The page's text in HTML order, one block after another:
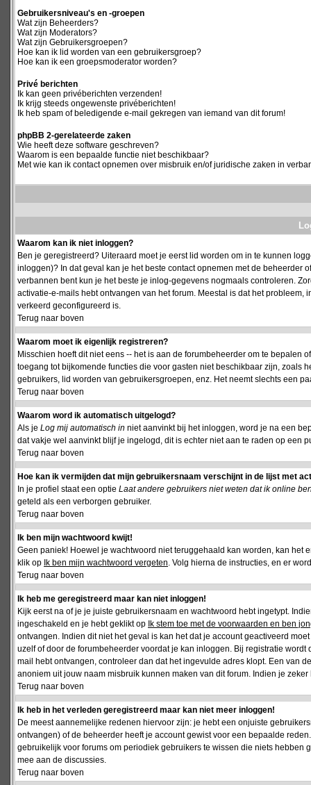
Gebruikersniveau's en -groepen
Wat zijn Beheerders?
Wat zijn Moderators?
Wat zijn Gebruikersgroepen?
Hoe kan ik lid worden van een gebruikersgroep?
Hoe kan ik een groepsmoderator worden?
Privé berichten
Ik kan geen privéberichten verzenden!
Ik krijg steeds ongewenste privéberichten!
Ik heb spam of beledigende e-mail gekregen van iemand van dit forum!
phpBB 2-gerelateerde zaken
Wie heeft deze software geschreven?
Waarom is een bepaalde functie niet beschikbaar?
Met wie kan ik contact opnemen over misbruik en/of juridische zaken in
Waarom kan ik niet inloggen?
Ben je geregistreerd? Uiteraard moet je eerst lid worden om in te kunnen
inloggen)? In dat geval kan je het beste contact opnemen met de beheerder
verbannen bent kun je het beste je inlog-gegevens nogmaals controleren.
activatie-e-mails hebt ontvangen van het forum. Meestal is dat het
verkeerd geconfigureerd is.
Terug naar boven
Waarom moet ik eigenlijk registreren?
Misschien hoeft dit niet eens -- het is aan de forumbeheerder om te bepalen
toegang tot bijkomende functies die voor gasten niet beschikbaar zijn,
gebruikers, lid worden van gebruikersgroepen, enz. Het neemt slechts een
Terug naar boven
Waarom word ik automatisch uitgelogd?
Als je Log mij automatisch in niet aanvinkt bij het inloggen, word je na een
dat vakje wel aanvinkt blijf je ingelogd, dit is echter niet aan te raden op een
Terug naar boven
Hoe kan ik vermijden dat mijn gebruikersnaam verschijnt in de lijst met
In je profiel staat een optie Laat andere gebruikers niet weten dat ik online
geteld als een verborgen gebruiker.
Terug naar boven
Ik ben mijn wachtwoord kwijt!
Geen paniek! Hoewel je wachtwoord niet teruggehaald kan worden, kan
klik op Ik ben mijn wachtwoord vergeten. Volg hierna de instructies, en er
Terug naar boven
Ik heb me geregistreerd maar kan niet inloggen!
Kijk eerst na of je je juiste gebruikersnaam en wachtwoord hebt ingetypt.
ingeschakeld en je hebt geklikt op Ik stem toe met de voorwaarden en ben
ontvangen. Indien dit niet het geval is kan het dat je account geactiveerd
uzelf of door de forumbeheerder voordat je kan inloggen. Bij registratie
mail hebt ontvangen, controleer dan dat het ingevulde adres klopt. Een van
anoniem uit jouw naam misbruik kunnen maken van dit forum. Indien je
Terug naar boven
Ik heb in het verleden geregistreerd maar kan niet meer inloggen!
De meest aannemelijke redenen hiervoor zijn: je hebt een onjuiste
ontvangen) of de beheerder heeft je account gewist voor een bepaalde
gebruikelijk voor forums om periodiek gebruikers te wissen die niets
mee aan de discussies.
Terug naar boven